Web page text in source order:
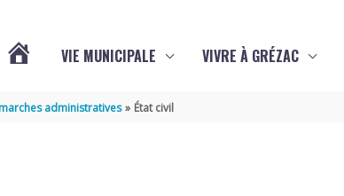
VIE MUNICIPALE VIVRE À GRÉZAC
administratives État civil